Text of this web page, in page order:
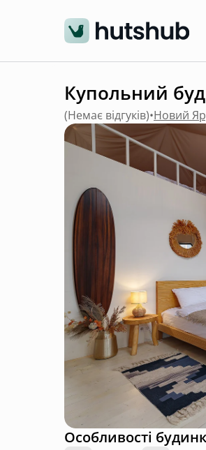
Купольний
(Немає відгуків)•Новий
Особливості